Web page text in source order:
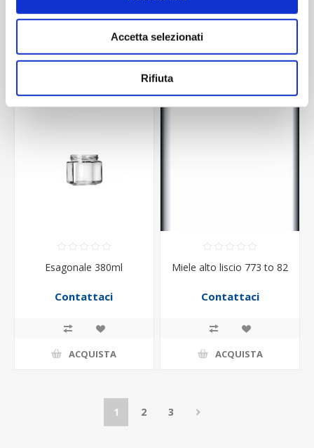
Accetta selezionati
Rifiuta
Esagonale 380ml
Contattaci
ACQUISTA
Miele alto liscio 773 to 82
Contattaci
ACQUISTA
1 2 3